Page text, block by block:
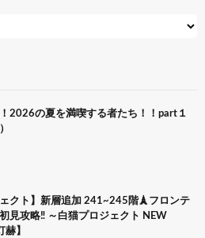
！2026の夏を満喫する者たち！！part１
ェクト】新層追加 241~245階🗼フロンテ
見攻略‼ ～白猫プロジェクト NEW
赫】